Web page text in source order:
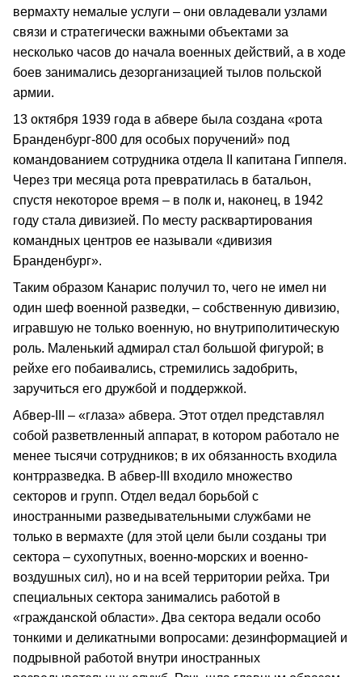
вермахту немалые услуги – они овладевали узлами
связи и стратегически важными объектами за
несколько часов до начала военных действий, а в ходе
боев занимались дезорганизацией тылов польской
армии.
13 октября 1939 года в абвере была создана «рота
Бранденбург-800 для особых поручений» под
командованием сотрудника отдела II капитана Гиппеля.
Через три месяца рота превратилась в батальон,
спустя некоторое время – в полк и, наконец, в 1942
году стала дивизией. По месту расквартирования
командных центров ее называли «дивизия
Бранденбург».
Таким образом Канарис получил то, чего не имел ни
один шеф военной разведки, – собственную дивизию,
игравшую не только военную, но внутриполитическую
роль. Маленький адмирал стал большой фигурой; в
рейхе его побаивались, стремились задобрить,
заручиться его дружбой и поддержкой.
Абвер-III – «глаза» абвера. Этот отдел представлял
собой разветвленный аппарат, в котором работало не
менее тысячи сотрудников; в их обязанность входила
контрразведка. В абвер-III входило множество
секторов и групп. Отдел ведал борьбой с
иностранными разведывательными службами не
только в вермахте (для этой цели были созданы три
сектора – сухопутных, военно-морских и военно-
воздушных сил), но и на всей территории рейха. Три
специальных сектора занимались работой в
«гражданской области». Два сектора ведали особо
тонкими и деликатными вопросами: дезинформацией и
подрывной работой внутри иностранных